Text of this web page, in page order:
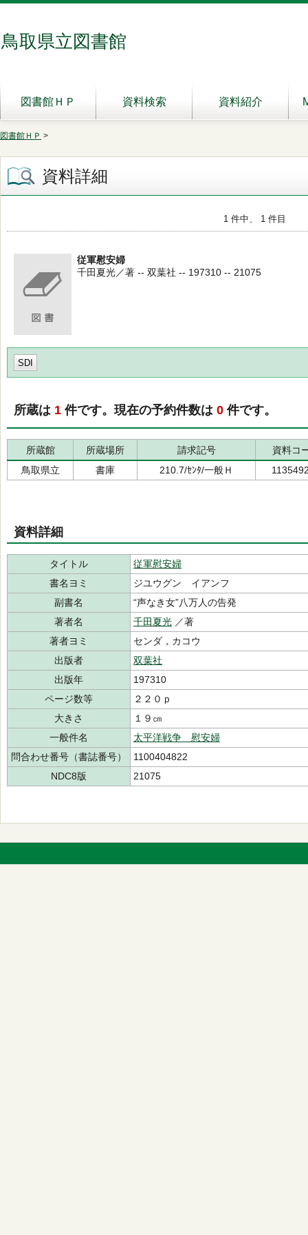
鳥取県立図書館
図書館ＨＰ 資料検索 資料紹介
図書館ＨＰ >
資料詳細
1 件中、 1 件目
従軍慰安婦
千田夏光／著 -- 双葉社 -- 197310 -- 21075
SDI
所蔵は 1 件です。現在の予約件数は 0 件です。
所蔵館 所蔵場所 請求記号
資料コ
鳥取県立
書庫 210.7/ｾﾝﾀ/一般Ｈ
資料詳細
タイトル
従軍慰安婦
書名ヨミ
ジユウグン イアンフ
副書名
“声なき女”八万人の告発
著者名
千田夏光 ／著
著者ヨミ
センダ，カコウ
出版者
双葉社
出版年
197310
ページ数等
２２０ｐ
大きさ
１９㎝
一般件名
太平洋戦争 慰安婦
問合わせ番号（書誌番号）
1100404822
NDC8版
21075